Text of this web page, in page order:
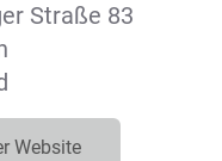
Straße 83
Website